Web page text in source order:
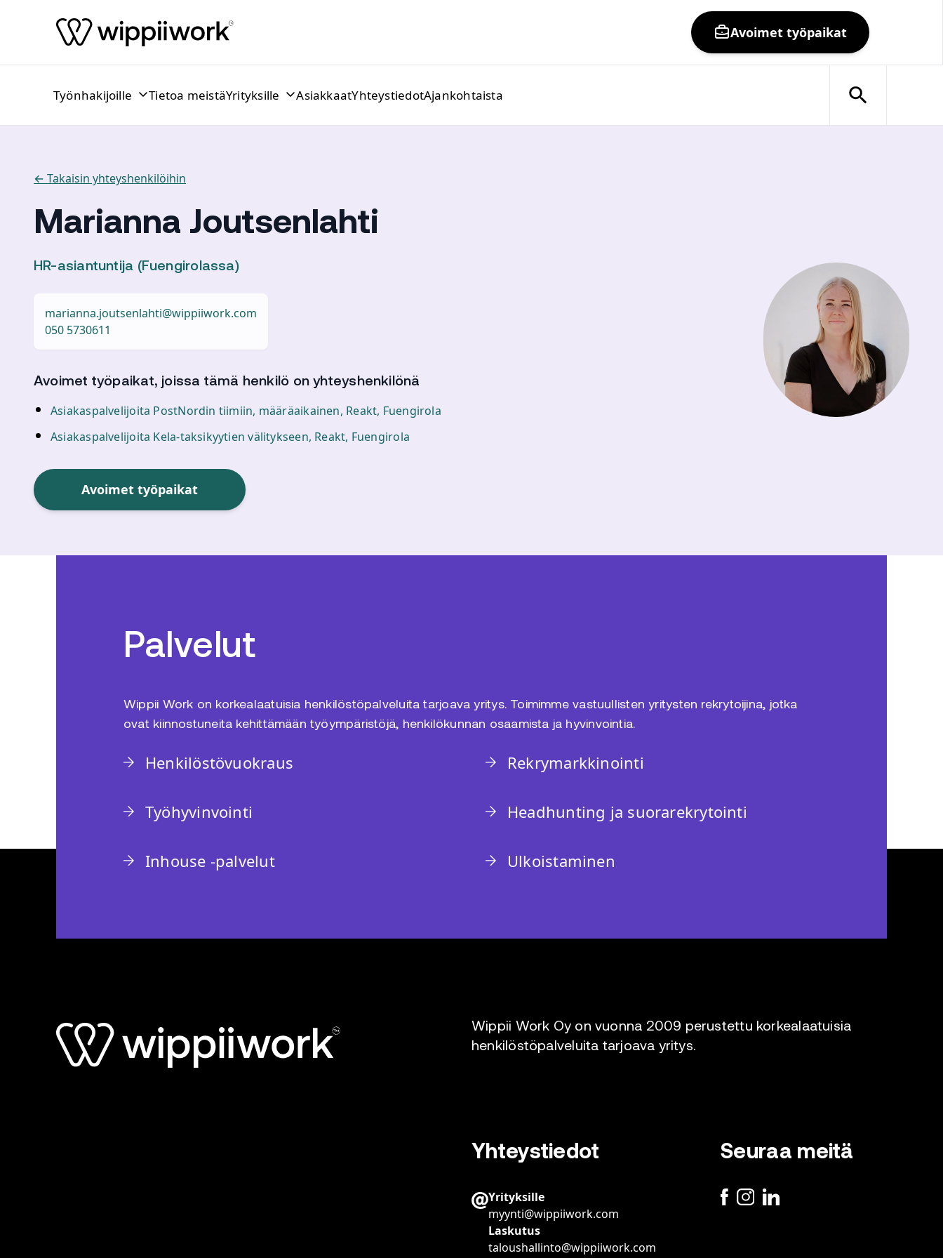
Avoimet työpaikat
Työnhakijoille Tietoa meistäYrityksille AsiakkaatYhteystiedotAjankohtaista
← Takaisin yhteyshenkilöihin
Marianna Joutsenlahti
HR-asiantuntija (Fuengirolassa)
marianna.joutsenlahti@wippiiwork.com
050 5730611
Avoimet työpaikat, joissa tämä henkilö on yhteyshenkilönä
Asiakaspalvelijoita PostNordin tiimiin, määräaikainen, Reakt, Fuengirola
Asiakaspalvelijoita Kela-taksikyytien välitykseen, Reakt, Fuengirola
Avoimet työpaikat
Palvelut
Wippii Work on korkealaatuisia henkilöstöpalveluita tarjoava yritys. Toimimme vastuullisten yritysten rekrytoijina, jotka
ovat kiinnostuneita kehittämään työympäristöjä, henkilökunnan osaamista ja hyvinvointia.
Henkilöstövuokraus Rekrymarkkinointi
Työhyvinvointi Headhunting ja suorarekrytointi
Inhouse -palvelut Ulkoistaminen
Wippii Work Oy on vuonna 2009 perustettu korkealaatuisia
henkilöstöpalveluita tarjoava yritys.
Yhteystiedot
Yrityksille
myynti@wippiiwork.com
Laskutus
taloushallinto@wippiiwork.com
Seuraa meitä